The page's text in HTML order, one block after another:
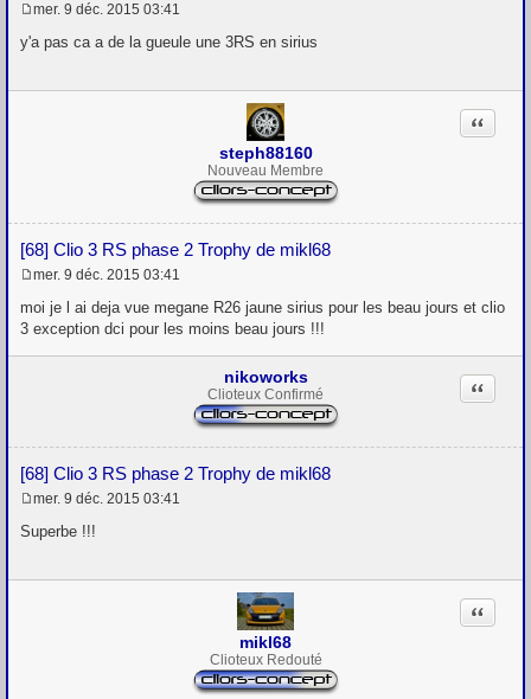
e
a
mer. 9 déc. 2015 03:41
y'a pas ca a de la gueule une 3RS en sirius
steph88160
Nouveau Membre
[68] Clio 3 RS phase 2 Trophy de mikl68
Citation
e
s
a
mer. 9 déc. 2015 03:41
moi je l ai deja vue megane R26 jaune sirius pour les beau jours et clio
3 exception dci pour les moins beau jours !!!
nikoworks
Clioteux Confirmé
[68] Clio 3 RS phase 2 Trophy de mikl68
Citation
e
s
a
mer. 9 déc. 2015 03:41
Superbe !!!
mikl68
Clioteux Redouté
Citation